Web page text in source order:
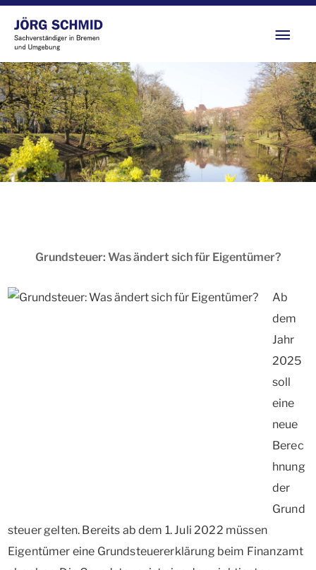
Zum
Inhalt
springen
Grundsteuer: Was ändert sich für Eigentümer?
Ab
dem
Jahr
2025
soll
eine
neue
Berec
hnung
der
Grund
steuer gelten. Bereits ab dem 1. Juli 2022 müssen
Eigentümer eine Grundsteuererklärung beim Finanzamt